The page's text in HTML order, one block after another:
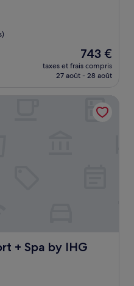
Le
nouveau
prix
de
743 €
743 €
taxes et frais compris
27 août - 28 août
+ Spa by IHG
by IHG